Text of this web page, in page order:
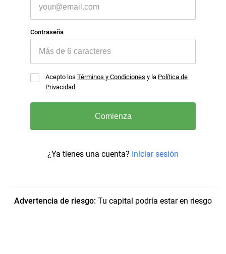
Contraseña
Acepto los Términos y Condiciones y la Política de
Privacidad
Comienza
¿Ya tienes una cuenta? Iniciar sesión
Advertencia de riesgo: Tu capital podría estar en riesgo